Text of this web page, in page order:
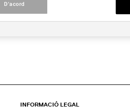
INFORMACIÓ LEGAL
D'acord